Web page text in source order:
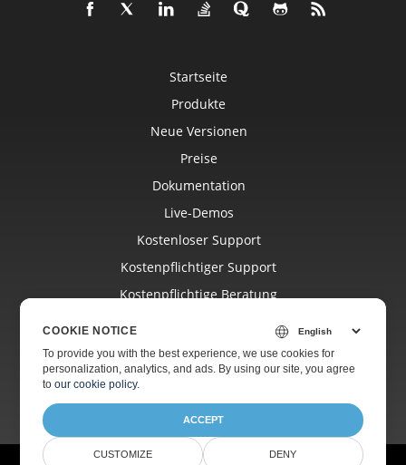
Startseite
Produkte
Neue Versionen
Preise
Dokumentation
Live-Demos
Kostenloser Support
Kostenpflichtiger Support
Kostenpflichtige Beratung
Websites
Über Uns
COOKIE NOTICE
To provide you with the best experience, we use cookies for
personalization, analytics, and ads. By using our site, you agree
toour cookie policy.
ACCEPT
CUSTOMIZE DENY